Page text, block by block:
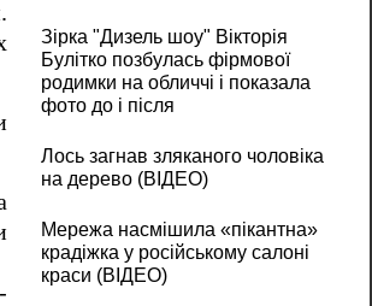
Зірка "Дизель шоу" Вікторія
Булітко позбулась фірмової
родимки на обличчі і показала
фото до і після
Лось загнав зляканого чоловіка
на дерево (ВІДЕО)
Мережа насмішила «пікантна»
крадіжка у російському салоні
краси (ВІДЕО)